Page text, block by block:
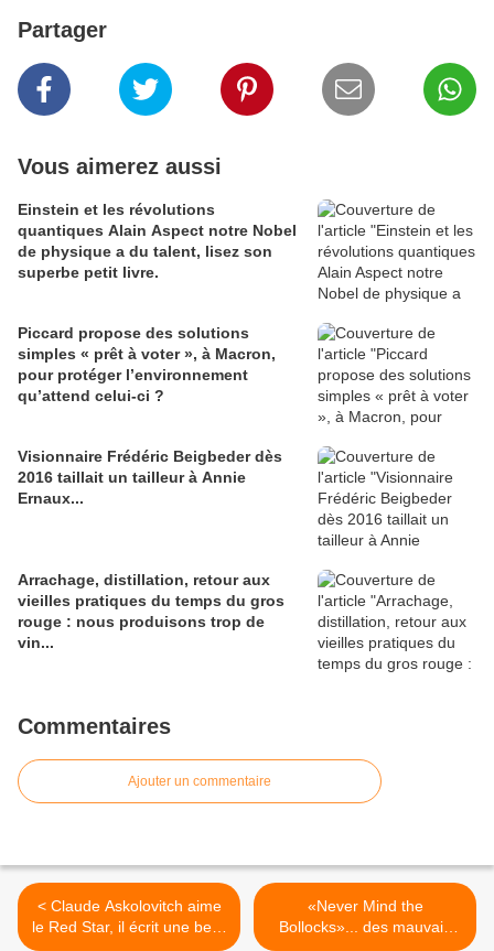
Partager
Vous aimerez aussi
Einstein et les révolutions
quantiques Alain Aspect notre Nobel
de physique a du talent, lisez son
superbe petit livre.
Piccard propose des solutions
simples « prêt à voter », à Macron,
pour protéger l’environnement
qu’attend celui-ci ?
Visionnaire Frédéric Beigbeder dès
2016 taillait un tailleur à Annie
Ernaux...
Arrachage, distillation, retour aux
vieilles pratiques du temps du gros
rouge : nous produisons trop de
vin...
Commentaires
Ajouter un commentaire
< Claude Askolovitch aime
le Red Star, il écrit une belle
«Never Mind the
Bollocks»... des mauvais